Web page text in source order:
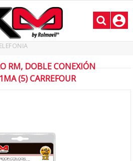
RM, DOBLE CONEXIÓN
(5) CARREFOUR